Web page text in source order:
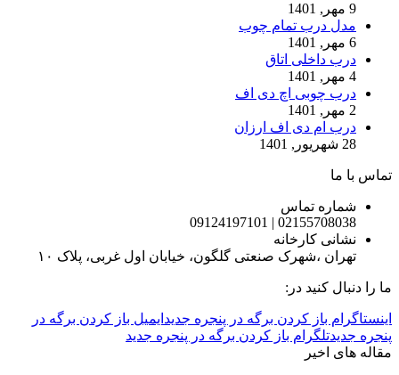
9 مهر, 1401
مدل درب تمام چوب
6 مهر, 1401
درب داخلی اتاق
4 مهر, 1401
درب چوبی اچ دی اف
2 مهر, 1401
درب ام دی اف ارزان
28 شهریور, 1401
تماس با ما
شماره تماس
02155708038 | 09124197101
نشانی کارخانه
تهران ،شهرک صنعتی گلگون، خیابان اول غربی، پلاک ۱۰
ما را دنبال کنید در:
اینستاگرام باز کردن برگه در پنجره جدید ایمیل باز کردن برگه در
پنجره جدیدتلگرام باز کردن برگه در پنجره جدید
مقاله های اخیر